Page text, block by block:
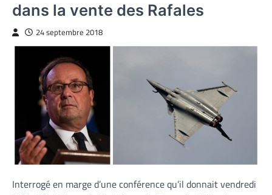
dans la vente des Rafales
24 septembre 2018
Interrogé en marge d’une conférence qu’il donnait vendredi